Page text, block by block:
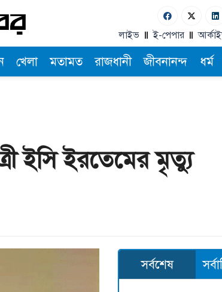
লাইভ ই-পেপার
খেলা মতামত রাজধানী জীবনানন্দ ধর্ম
ইসি ইরতেমের মৃত্যু
সর্বশেষ